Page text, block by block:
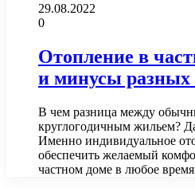
29.08.2022
0
Отопление в
и минусы разных
В чем разница между
круглогодичным жильем?
Именно индивидуальное
обеспечить желаемый
частном доме в любое